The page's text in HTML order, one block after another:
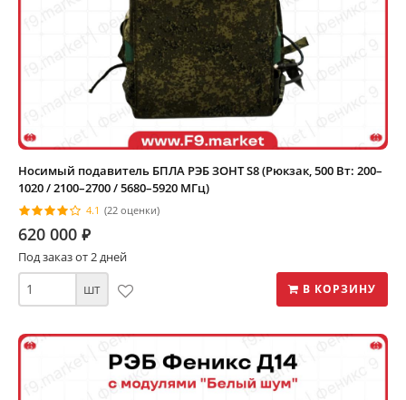
Носимый подавитель БПЛА РЭБ ЗОНТ S8 (Рюкзак, 500 Вт: 200–
1020 / 2100–2700 / 5680–5920 МГц)
4.1 (22 оценки)
620 000 ⃏
Под заказ от 2 дней
шт В КОРЗИНУ